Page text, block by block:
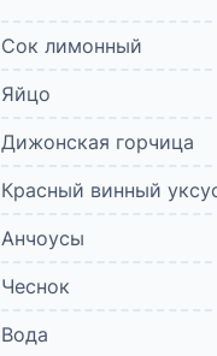
Сок лимонный
Яйцо
Дижонская горчица
Красный винный
Анчоусы
Чеснок
Вода